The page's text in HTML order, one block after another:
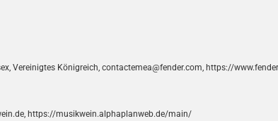
Vereinigtes Königreich, contactemea@fender.com, https://
https://musikwein.alphaplanweb.de/main/